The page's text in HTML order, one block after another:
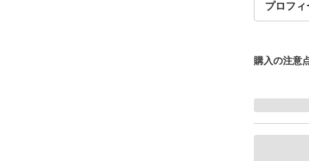
プロフ
購入の注意